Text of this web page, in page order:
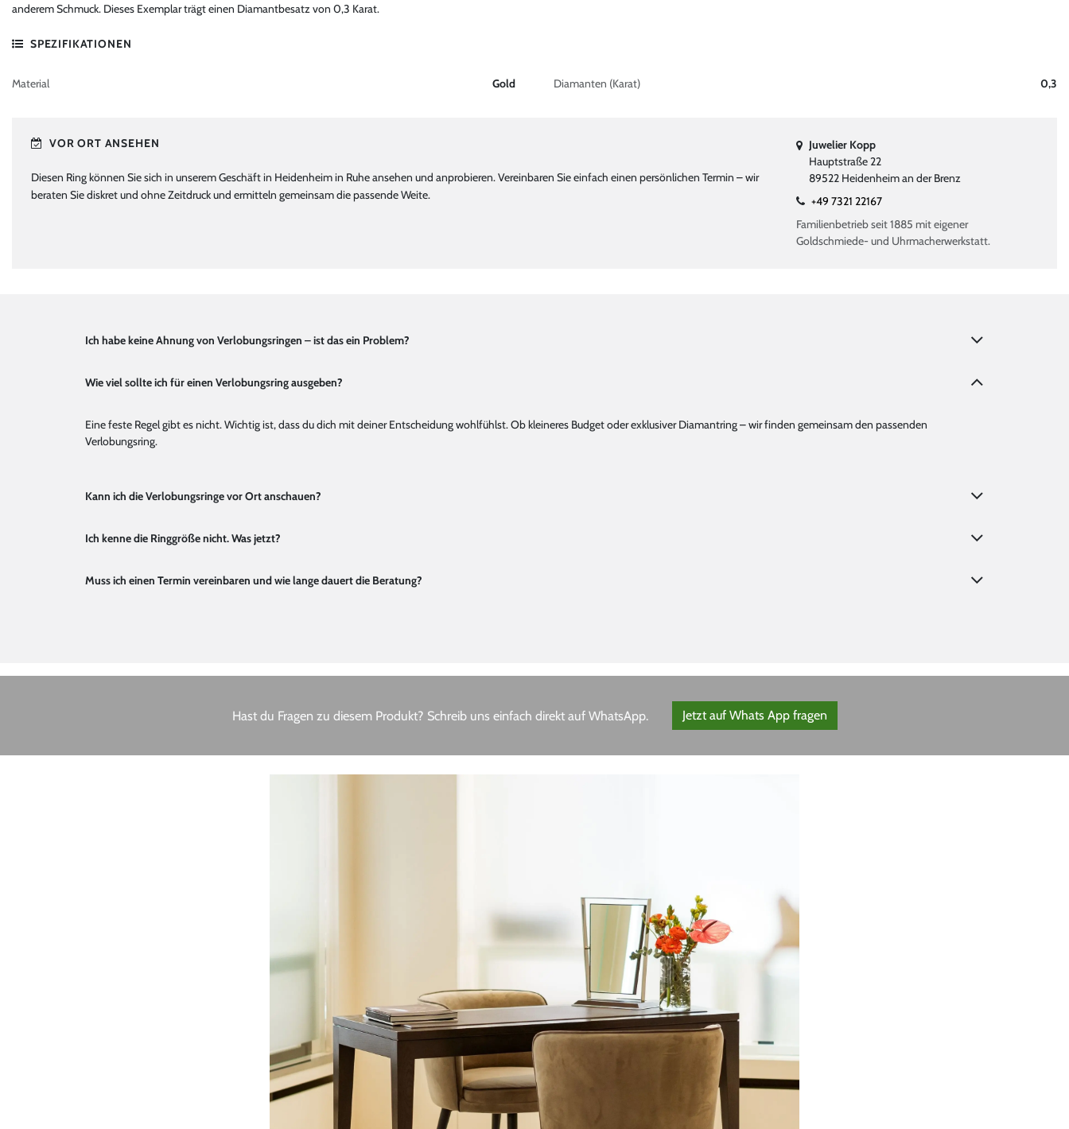
anderem Schmuck. Dieses Exemplar trägt einen Diamantbesatz von 0,3 Karat.
SPEZIFIKATIONEN
Material Gold Diamanten (Karat) 0,3
VOR ORT ANSEHEN
Diesen Ring können Sie sich in unserem Geschäft in Heidenheim in Ruhe ansehen und anprobieren. Vereinbaren Sie einfach einen persönlichen Termin – wir
beraten Sie diskret und ohne Zeitdruck und ermitteln gemeinsam die passende Weite.
Juwelier Kopp
Hauptstraße 22
89522 Heidenheim an der Brenz
+49 7321 22167
Familienbetrieb seit 1885 mit eigener
Goldschmiede- und Uhrmacherwerkstatt.
Ich habe keine Ahnung von Verlobungsringen – ist das ein Problem?
Wie viel sollte ich für einen Verlobungsring ausgeben?
Eine feste Regel gibt es nicht. Wichtig ist, dass du dich mit deiner Entscheidung wohlfühlst. Ob kleineres Budget oder exklusiver Diamantring – wir finden gemeinsam den passenden
Verlobungsring.
Kann ich die Verlobungsringe vor Ort anschauen?
Ich kenne die Ringgröße nicht. Was jetzt?
Muss ich einen Termin vereinbaren und wie lange dauert die Beratung?
Hast du Fragen zu diesem Produkt? Schreib uns einfach direkt auf WhatsApp. Jetzt auf Whats App fragen